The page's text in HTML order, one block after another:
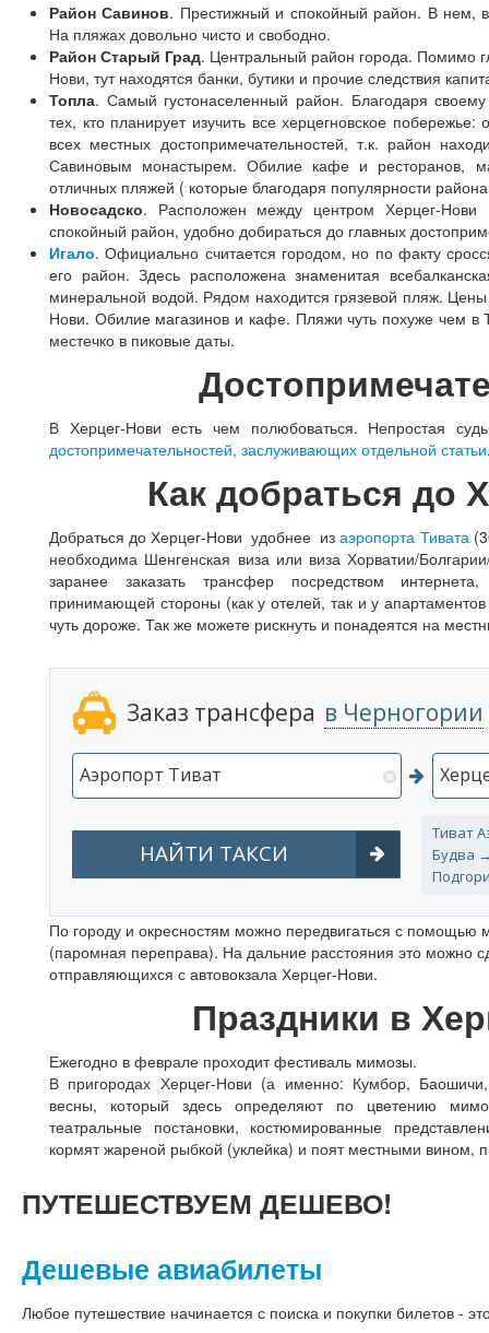
Район Савинов. Престижный и спокойный район. В нем,
На пляжах довольно чисто и свободно.
Район Старый Град. Центральный район города. Помимо
Нови, тут находятся банки, бутики и прочие следствия
Топла. Самый густонаселенный район. Благодаря
тех, кто планирует изучить все херцегновское
всех местных достопримечательностей, т.к. район
Савиновым монастырем. Обилие кафе и ресторанов,
отличных пляжей ( которые благодаря популярности
Новосадско. Расположен между центром Херцег-
спокойный район, удобно добираться до главных
Игало. Официально считается городом, но по факту
его район. Здесь расположена знаменитая
минеральной водой. Рядом находится грязевой пляж.
Нови. Обилие магазинов и кафе. Пляжи чуть похуже чем в
местечко в пиковые даты.
В Херцег-Нови есть чем полюбоваться. Непростая
достопримечательностей, заслуживающих отдельной статьи
Как добраться до
Добраться до Херцег-Нови удобнее изаэропорта Тивата
необходима Шенгенская виза или виза Хорватии/
заранее заказать трансфер посредством
принимающей стороны (как у отелей, так и у
чуть дороже. Так же можете рискнуть и понадеятся на
По городу и окресностям можно передвигаться с помощью
(паромная переправа). На дальние расстояния это можно
отправляющихся с автовокзала Херцег-Нови.
Праздники в
Ежегодно в феврале проходит фестиваль мимозы.
В пригородах Херцег-Нови (а именно: Кумбор,
весны, который здесь определяют по цветению
театральные постановки, костюмированные
кормят жареной рыбкой (уклейка) и поят местными вином,
ПУТЕШЕСТВУЕМ ДЕШЕВО!
Дешевые авиабилеты
Любое путешествие начинается с поиска и покупки билетов -